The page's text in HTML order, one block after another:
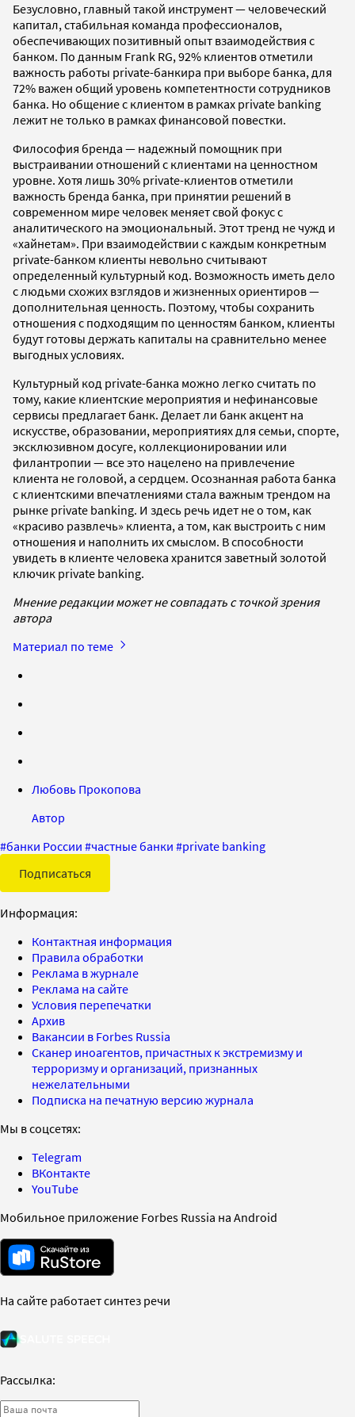
Безусловно, главный такой инструмент — человеческий
капитал, стабильная команда профессионалов,
обеспечивающих позитивный опыт взаимодействия с
банком. По данным Frank RG, 92% клиентов отметили
важность работы private-банкира при выборе банка, для
72% важен общий уровень компетентности сотрудников
банка. Но общение с клиентом в рамках private banking
лежит не только в рамках финансовой повестки.
Философия бренда — надежный помощник при
выстраивании отношений с клиентами на ценностном
уровне. Хотя лишь 30% private-клиентов отметили
важность бренда банка, при принятии решений в
современном мире человек меняет свой фокус с
аналитического на эмоциональный. Этот тренд не чужд и
«хайнетам». При взаимодействии с каждым конкретным
private-банком клиенты невольно считывают
определенный культурный код. Возможность иметь дело
с людьми схожих взглядов и жизненных ориентиров —
дополнительная ценность. Поэтому, чтобы сохранить
отношения с подходящим по ценностям банком, клиенты
будут готовы держать капиталы на сравнительно менее
выгодных условиях.
Культурный код private-банка можно легко считать по
тому, какие клиентские мероприятия и нефинансовые
сервисы предлагает банк. Делает ли банк акцент на
искусстве, образовании, мероприятиях для семьи, спорте,
эксклюзивном досуге, коллекционировании или
филантропии — все это нацелено на привлечение
клиента не головой, а сердцем. Осознанная работа банка
с клиентскими впечатлениями стала важным трендом на
рынке private banking. И здесь речь идет не о том, как
«красиво развлечь» клиента, а том, как выстроить с ним
отношения и наполнить их смыслом. В способности
увидеть в клиенте человека хранится заветный золотой
ключик private banking.
Мнение редакции может не совпадать с точкой зрения
автора
Материал по теме
Любовь Прокопова
Автор
#банки России #частные банки #private banking
Подписаться
Информация:
Контактная информация
Правила обработки
Реклама в журнале
Реклама на сайте
Условия перепечатки
Архив
Вакансии в Forbes Russia
Сканер иноагентов, причастных к экстремизму и
терроризму и организаций, признанных
нежелательными
Подписка на печатную версию журнала
Мы в соцсетях:
Telegram
ВКонтакте
YouTube
Мобильное приложение Forbes Russia на Android
На сайте работает синтез речи
Рассылка: